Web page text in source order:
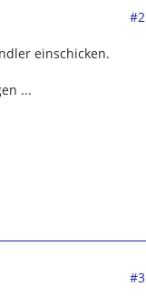
#2
einschicken.
...
#3